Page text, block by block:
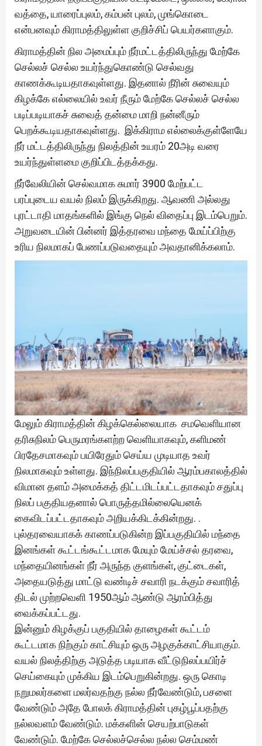
வத்தை, யாரைப்புலம், கம்பன் புலம், முங்கொடை
என்பனவும் கிராமத்திலுள்ள குறிச்சிப் பெயர்களாகும்.
கிராமத்தின் நில அமைப்பும் நீர்மட்டத்திலிருந்து மேற்கே
செல்லச் செல்ல உயர்ந்துகொண்டு செல்வது
காணக்கூடியதாகவுள்ளது. இதனால் நீரின் சுவையும்
கிழக்கே எல்லையில் உவர் நீரும் மேற்கே செல்லச் செல்ல
படிப்படியாகச் சுவைத் தன்மை மாறி நன்னீரும்
பெறக்கூடியதாகவுள்ளது. இக்கிராம எல்லைக்குள்ளேயே
நீர் மட்டத்திலிருந்து நிலத்தின் உயரம் 20அடி வரை
உயர்ந்துள்ளமை குறிப்பிடத்தக்கது.
நீர்வேலியின் செல்வமாக சுமார் 3900 மேற்பட்ட
பரப்புடைய வயல் நிலம் இருக்கிறது. ஆவணி அல்லது
புரட்டாதி மாதங்களில் இங்கு நெல் விதைப்பு இடம்பெறும்.
அறுவடையின் பின்னர் இத்தரவை மந்தை மேய்ப்பிற்கு
உரிய நிலமாகப் பேணப்படுவதையும் அவதானிக்கலாம்.
மேலும் கிராமத்தின் கிழக்கெல்லையாக சமவெளியான
தரிசுநிலம் பெருமரங்களற்ற வெளியாகவும், களிமண்
பிரதேசமாகவும் பயிரேதும் செய்ய முடியாத உவர்
நிலமாகவும் உள்ளது. இந்நிலப்பகுதியில் ஆரம்பகாலத்தில்
விமான தளம் அமைக்கத் திட்டமிடப்பட்டதாகவும் சதுப்பு
நிலப் பகுதியதனால் பொருத்தமில்லையெனக்
கைவிடப்பட்டதாகவும் அறியக்கிடக்கின்றது. .
புல்தரவையாகக் காணப்படுகின்ற இப்பகுதியில் மந்தை
இனங்கள் கூட்டங்கூட்டமாக மேயும் மேய்ச்சல் தரவை,
மந்தையினங்கள் நீர் அருந்த குளங்கள், குட்டைகள்,
அதையடுத்து மாட்டு வண்டிச் சவாரி நடக்கும் சவாரித்
திடல் முற்றவெளி 1950ஆம் ஆண்டு ஆரம்பித்து
வைக்கப்பட்டது.
இன்னும் கிழக்குப் பகுதியில் தாழைகள் கூட்டம்
கூட்டமாக நிற்கும் காட்சியும் ஒரு அழகுக்காட்சியாகும்.
வயல் நிலத்திற்கு அடுத்த படியாக வீட்டுநிலப்பயிர்ச்
செய்கையும் முக்கிய இடம்பெறுகின்றது. ஒரு கொடி
நறுமலர்களை மலர்வதற்கு நல்ல நீர்வேண்டும், பசளை
வேண்டும் அதே போலக் கிராமத்தின் புகழ்பூப்பதற்கு
நல்லவளம் வேண்டும். மக்களின் செயற்பாடுகள்
வேண்டும். மேற்கே செல்லச்செல்ல நல்ல செம்மண்